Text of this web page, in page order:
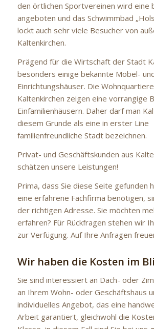
den örtlichen Sportvereinen wird eine
angeboten und das Schwimmbad
lockt auch sehr viele Besucher von
Kaltenkirchen.
Prägend für die Wirtschaft der Stadt
besonders einige bekannte Möbel-
Einrichtungshäuser. Die
Kaltenkirchen zeigen eine vorrangige
Einfamilienhäusern. Daher darf man
diesem Grunde als eine in erster Line
familienfreundliche Stadt bezeichnen.
Privat- und Geschäftskunden aus
schätzen unsere Leistungen!
Prima, dass Sie diese Seite gefunden
eine erfahrene Fachfirma benötigen,
der richtigen Adresse. Sie möchten
erfahren? Für Rückfragen stehen wir
zur Verfügung. Auf Ihre Anfragen
Wir haben die Kosten im
Sie sind interessiert an Dach- oder
an Ihrem Wohn- oder Geschäftshaus
individuelles Angebot, das eine
Arbeit garantiert, gleichwohl die